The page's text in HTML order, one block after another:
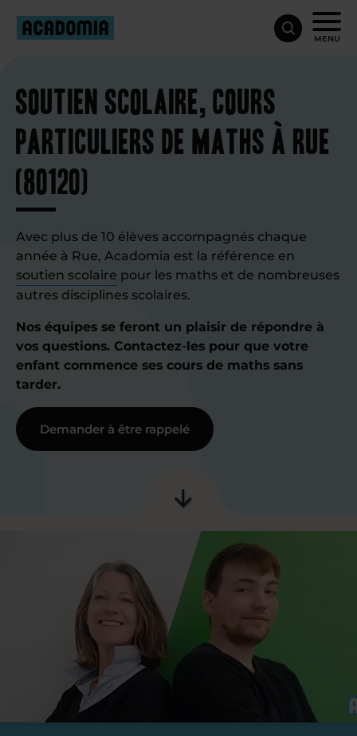
MENU
Soutien scolaire, cours
particuliers de maths à Rue
(80120)
Avec plus de 10 élèves accompagnés chaque
année à Rue, Acadomia est la référence en
soutien scolaire pour les maths et de nombreuses
autres disciplines scolaires.
Nos équipes se feront un plaisir de répondre à
vos questions. Contactez-les pour que votre
enfant commence ses cours de maths sans
tarder.
Demander à être rappelé